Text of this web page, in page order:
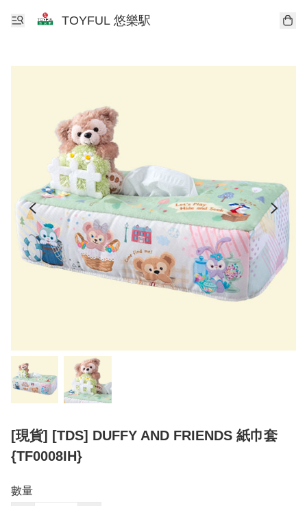
TOYFUL 悠樂駅
[現貨] [TDS] DUFFY AND FRIENDS 紙巾套
{TF0008IH}
數量